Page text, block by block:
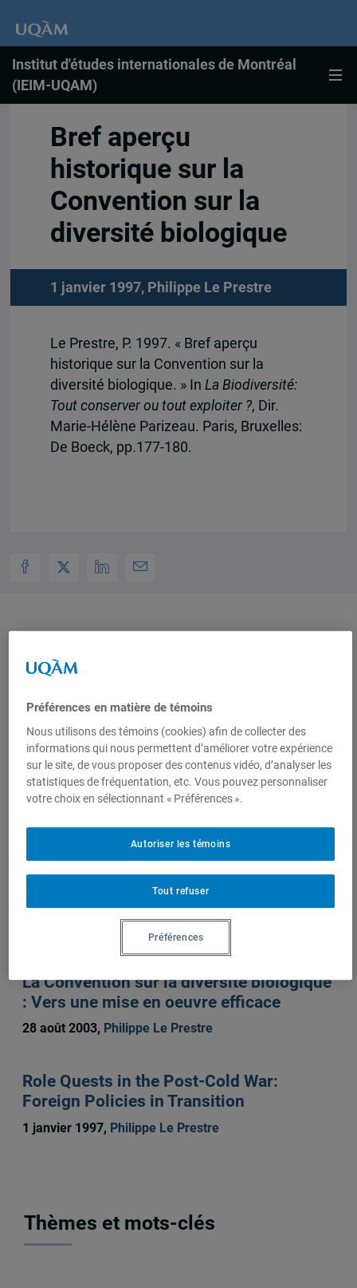
Institut d'études internationales de Montréal
(IEIM-UQAM)
Bref aperçu
historique sur la
Convention sur la
diversité biologique
1 janvier 1997, Philippe Le Prestre
Le Prestre, P. 1997. « Bref aperçu
historique sur la Convention sur la
diversité biologique. » In La Biodiversité:
Tout conserver ou tout exploiter ?, Dir.
Marie-Hélène Parizeau. Paris, Bruxelles:
De Boeck, pp.177-180.
Sur le même sujet
Bilateral Ecopolitics: Continuity and
Change in Canadian-American
Environmental Relations
Philippe Le Prestre
La Convention sur la diversité biologique
: Vers une mise en oeuvre efficace
28 août 2003, Philippe Le Prestre
Role Quests in the Post-Cold War:
Foreign Policies in Transition
1 janvier 1997, Philippe Le Prestre
Thèmes et mots-clés
Préférences en matière de témoins
Nous utilisons des témoins (cookies) afin de collecter des
informations qui nous permettent d’améliorer votre expérience
sur le site, de vous proposer des contenus vidéo, d’analyser les
statistiques de fréquentation, etc. Vous pouvez personnaliser
votre choix en sélectionnant « Préférences ».
Tout refuser
Autoriser les témoins
Préférences